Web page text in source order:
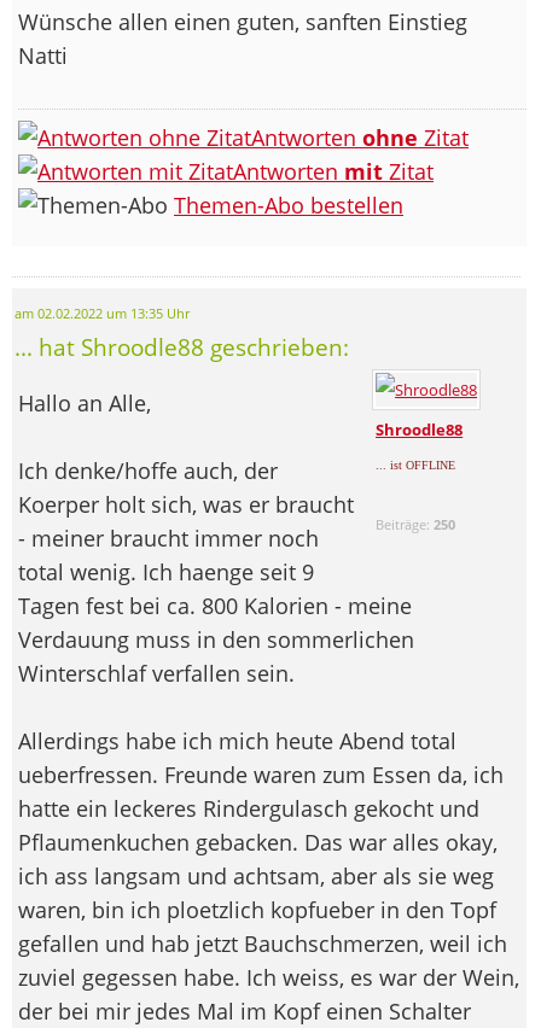
Wünsche allen einen guten, sanften Einstieg
Natti
Antworten ohne Zitat
Antworten mit Zitat
Themen-Abo bestellen
am 02.02.2022 um 13:35 Uhr
... hat Shroodle88 geschrieben:
Shroodle88
... ist OFFLINE
Beiträge: 250
Hallo an Alle,
Ich denke/hoffe auch, der
Koerper holt sich, was er braucht
- meiner braucht immer noch
total wenig. Ich haenge seit 9
Tagen fest bei ca. 800 Kalorien - meine
Verdauung muss in den sommerlichen
Winterschlaf verfallen sein.
Allerdings habe ich mich heute Abend total
ueberfressen. Freunde waren zum Essen da, ich
hatte ein leckeres Rindergulasch gekocht und
Pflaumenkuchen gebacken. Das war alles okay,
ich ass langsam und achtsam, aber als sie weg
waren, bin ich ploetzlich kopfueber in den Topf
gefallen und hab jetzt Bauchschmerzen, weil ich
zuviel gegessen habe. Ich weiss, es war der Wein,
der bei mir jedes Mal im Kopf einen Schalter